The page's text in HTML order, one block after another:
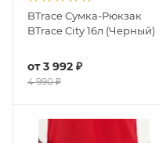
BTrace Сумка-Рюкзак
BTrace City 16л (Черный)
от3 992 ₽
4 990 ₽